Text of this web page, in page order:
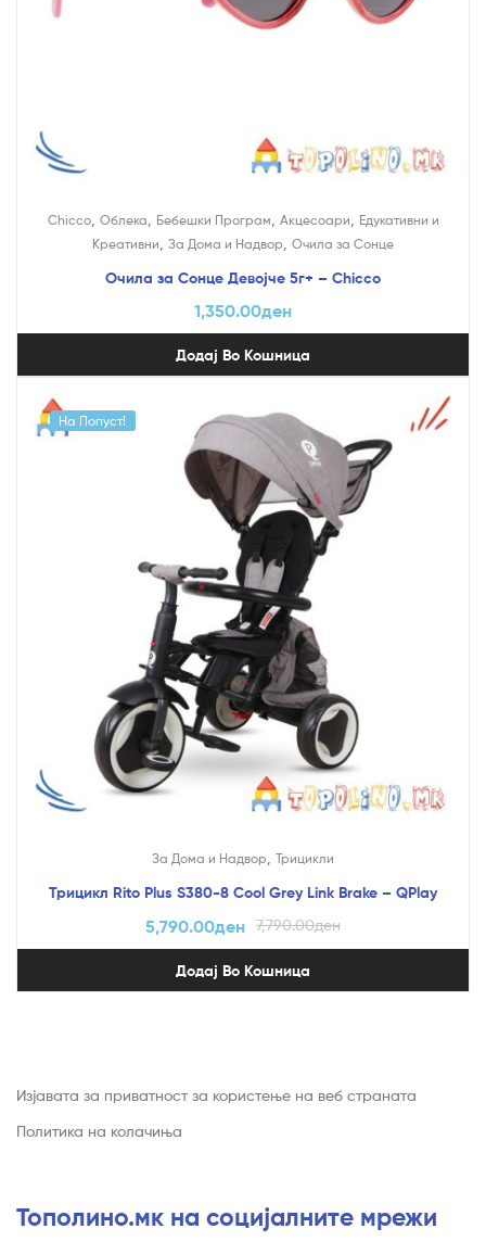
Chicco, Облека Бебешки Програм Акцесоари
Едукативни и
Креативни За Дома и Надвор Очила за Сонце
Очила за Сонце Девојче 5г+ – Chicco
1,350.00ден
Додај Во Кошница
На Попуст!
За Дома и Надвор, Трицикли
Трицикл Rito Plus S380-8 Cool Grey Link Brake – QPlay
7,790.00ден
5,790.00ден
Додај Во Кошница
Изјавата за приватност за користење на веб страната
Политика на колачиња
Тополино.мк на социјалните мрежи